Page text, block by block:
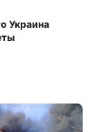
Украина